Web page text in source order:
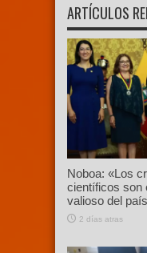
ARTÍCULOS
Noboa: «Los
científicos son
valioso del
2 días atras